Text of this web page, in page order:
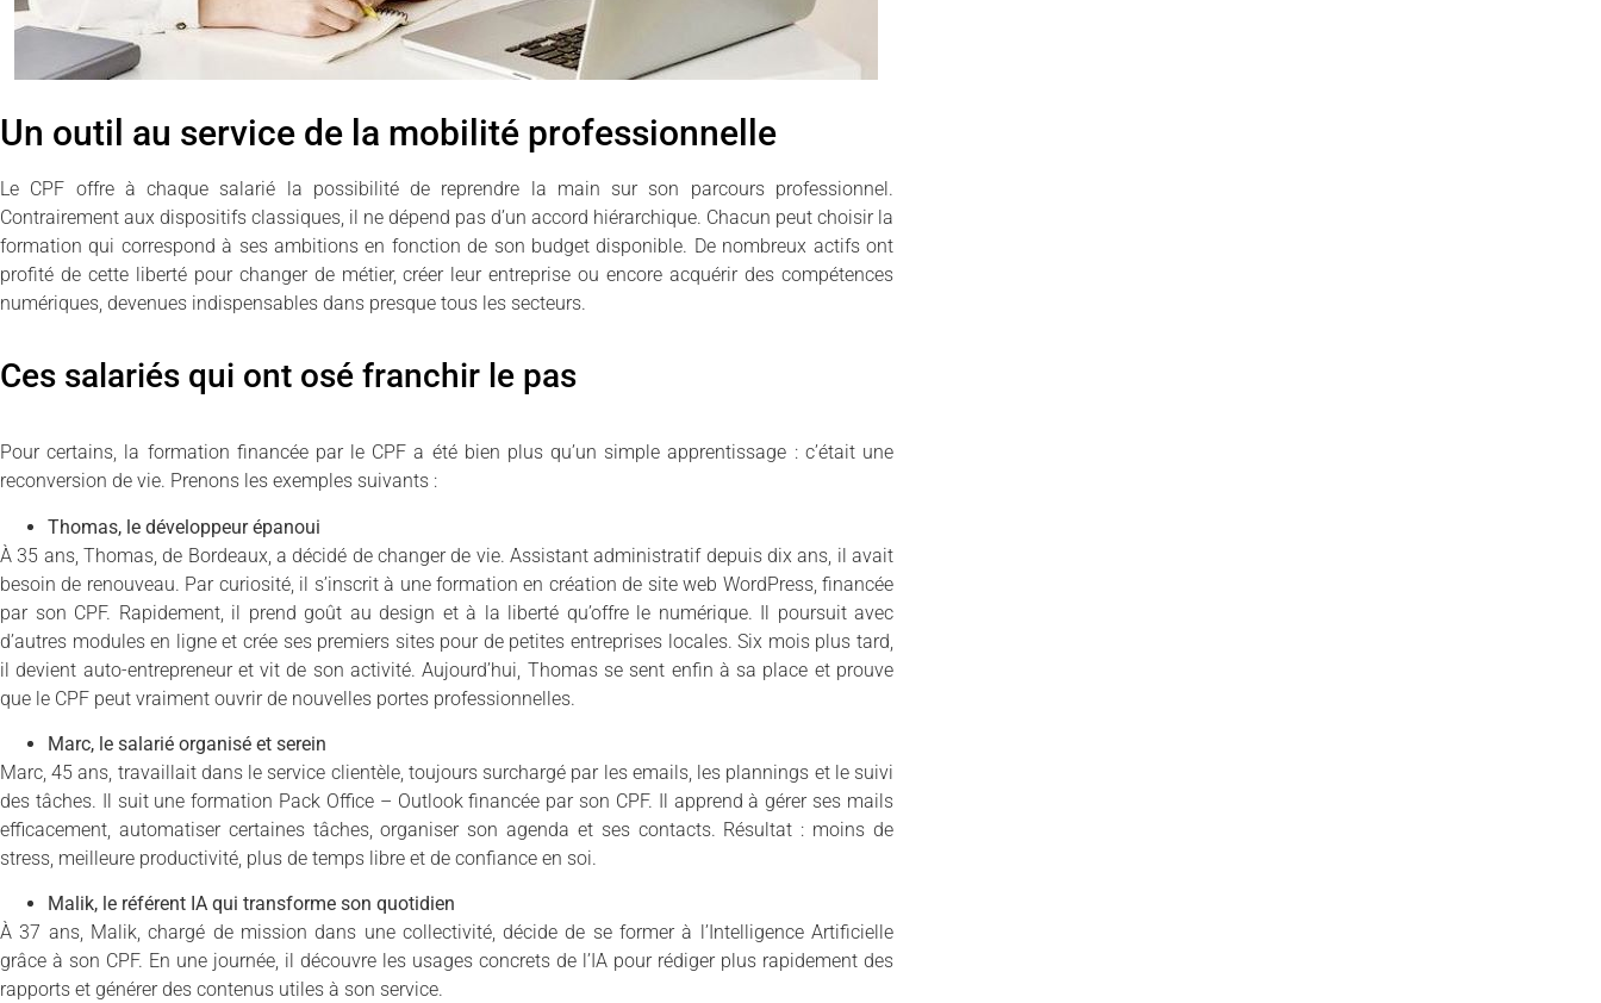
Un outil au service de la mobilité professionnelle
Le CPF offre à chaque salarié la possibilité de reprendre la main sur son parcours professionnel.
Contrairement aux dispositifs classiques, il ne dépend pas d’un accord hiérarchique. Chacun peut choisir la
formation qui correspond à ses ambitions en fonction de son budget disponible. De nombreux actifs ont
profité de cette liberté pour changer de métier, créer leur entreprise ou encore acquérir des compétences
numériques, devenues indispensables dans presque tous les secteurs.
Ces salariés qui ont osé franchir le pas
Pour certains, la formation financée par le CPF a été bien plus qu’un simple apprentissage : c’était une
reconversion de vie. Prenons les exemples suivants :
Thomas, le développeur épanoui
À 35 ans, Thomas, de Bordeaux, a décidé de changer de vie. Assistant administratif depuis dix ans, il avait
besoin de renouveau. Par curiosité, il s’inscrit à une formation en création de site web WordPress, financée
par son CPF. Rapidement, il prend goût au design et à la liberté qu’offre le numérique. Il poursuit avec
d’autres modules en ligne et crée ses premiers sites pour de petites entreprises locales. Six mois plus tard,
il devient auto-entrepreneur et vit de son activité. Aujourd’hui, Thomas se sent enfin à sa place et prouve
que le CPF peut vraiment ouvrir de nouvelles portes professionnelles.
Marc, le salarié organisé et serein
Marc, 45 ans, travaillait dans le service clientèle, toujours surchargé par les emails, les plannings et le suivi
des tâches. Il suit une formation Pack Office – Outlook financée par son CPF. Il apprend à gérer ses mails
efficacement, automatiser certaines tâches, organiser son agenda et ses contacts. Résultat : moins de
stress, meilleure productivité, plus de temps libre et de confiance en soi.
Malik, le référent IA qui transforme son quotidien
À 37 ans, Malik, chargé de mission dans une collectivité, décide de se former à l’Intelligence Artificielle
grâce à son CPF. En une journée, il découvre les usages concrets de l’IA pour rédiger plus rapidement des
rapports et générer des contenus utiles à son service.